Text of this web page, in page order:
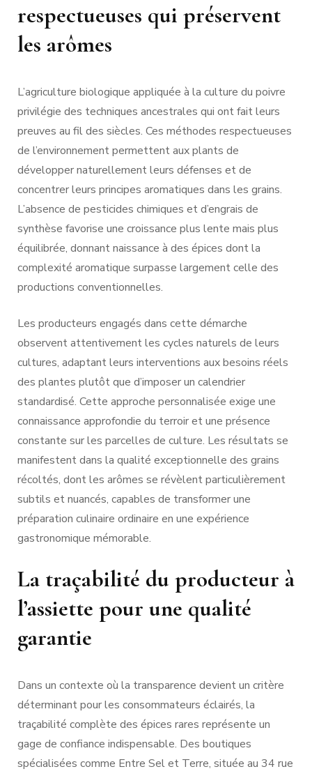
respectueuses qui préservent
les arômes
L’agriculture biologique appliquée à la culture du poivre
privilégie des techniques ancestrales qui ont fait leurs
preuves au fil des siècles. Ces méthodes respectueuses
de l’environnement permettent aux plants de
développer naturellement leurs défenses et de
concentrer leurs principes aromatiques dans les grains.
L’absence de pesticides chimiques et d’engrais de
synthèse favorise une croissance plus lente mais plus
équilibrée, donnant naissance à des épices dont la
complexité aromatique surpasse largement celle des
productions conventionnelles.
Les producteurs engagés dans cette démarche
observent attentivement les cycles naturels de leurs
cultures, adaptant leurs interventions aux besoins réels
des plantes plutôt que d’imposer un calendrier
standardisé. Cette approche personnalisée exige une
connaissance approfondie du terroir et une présence
constante sur les parcelles de culture. Les résultats se
manifestent dans la qualité exceptionnelle des grains
récoltés, dont les arômes se révèlent particulièrement
subtils et nuancés, capables de transformer une
préparation culinaire ordinaire en une expérience
gastronomique mémorable.
La traçabilité du producteur à
l’assiette pour une qualité
garantie
Dans un contexte où la transparence devient un critère
déterminant pour les consommateurs éclairés, la
traçabilité complète des épices rares représente un
gage de confiance indispensable. Des boutiques
spécialisées comme Entre Sel et Terre, située au 34 rue